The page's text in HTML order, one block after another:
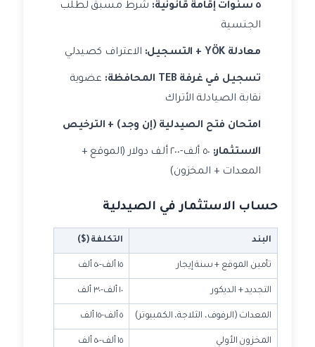
٥ سنوات إقامة قانونية:
شرط مسبق لطلب
الجنسية
معادلة YÖK + التسجيل: الاعتراف كصيدلي
تسجيل في غرفة TEB المحافظة:
عضوية
نقابة الصيادلة الأتراك
امتحان فتح الصيدلية (إن وجد) + الترخيص
الاستثمار:
٥٠ ألف-٢٠٠ ألف دولار (الموقع +
المعدات + المخزون)
حساب الاستثمار في الصيدلية
البند التكلفة ($)
تأمين الموقع + سنة إيجار ١٥ ألف-٥٠ ألف
التجديد + الديكور ١٠ ألف-٣٠ ألف
المعدات (الرفوف، الثلاجة، الكمبيوتر) ٥ ألف-١٥ ألف
المخزون الأولي ١٥ ألف-٥٠ ألف